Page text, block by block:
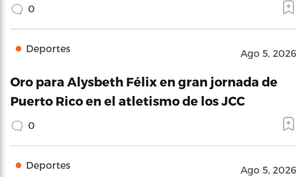
0
Deportes Ago 5, 2026
Oro para Alysbeth Félix en gran jornada de
Puerto Rico en el atletismo de los JCC
0
Deportes Ago 5, 2026